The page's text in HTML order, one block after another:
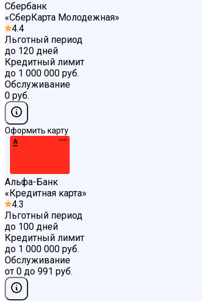
Сбербанк
«СберКарта Молодежная»
4.4
Льготный период
до 120 дней
Кредитный лимит
до 1 000 000 руб.
Обслуживание
0 руб.
Оформить карту
Альфа-Банк
«Кредитная карта»
4.3
Льготный период
до 100 дней
Кредитный лимит
до 1 000 000 руб.
Обслуживание
от 0 до 991 руб.